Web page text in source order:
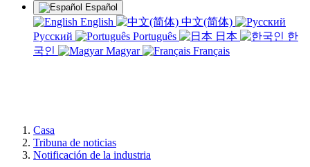
Español
English
中文(简体)
Русский
Português 日本
한
국인
Magyar Français
Casa
Tribuna de noticias
Notificación de la industria